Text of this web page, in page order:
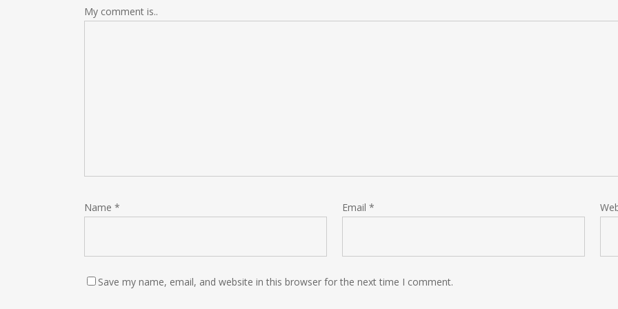
My comment is..
Name * Email *
Save my name, email, and website in this browser for the next time I comment.